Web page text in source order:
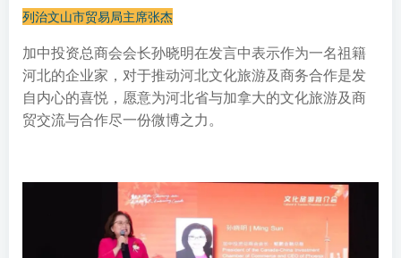
列治文山市贸易局主席张杰
加中投资总商会会长孙晓明在发言中表示作为一名祖籍
河北的企业家，对于推动河北文化旅游及商务合作是发
自内心的喜悦，愿意为河北省与加拿大的文化旅游及商
贸交流与合作尽一份微博之力。